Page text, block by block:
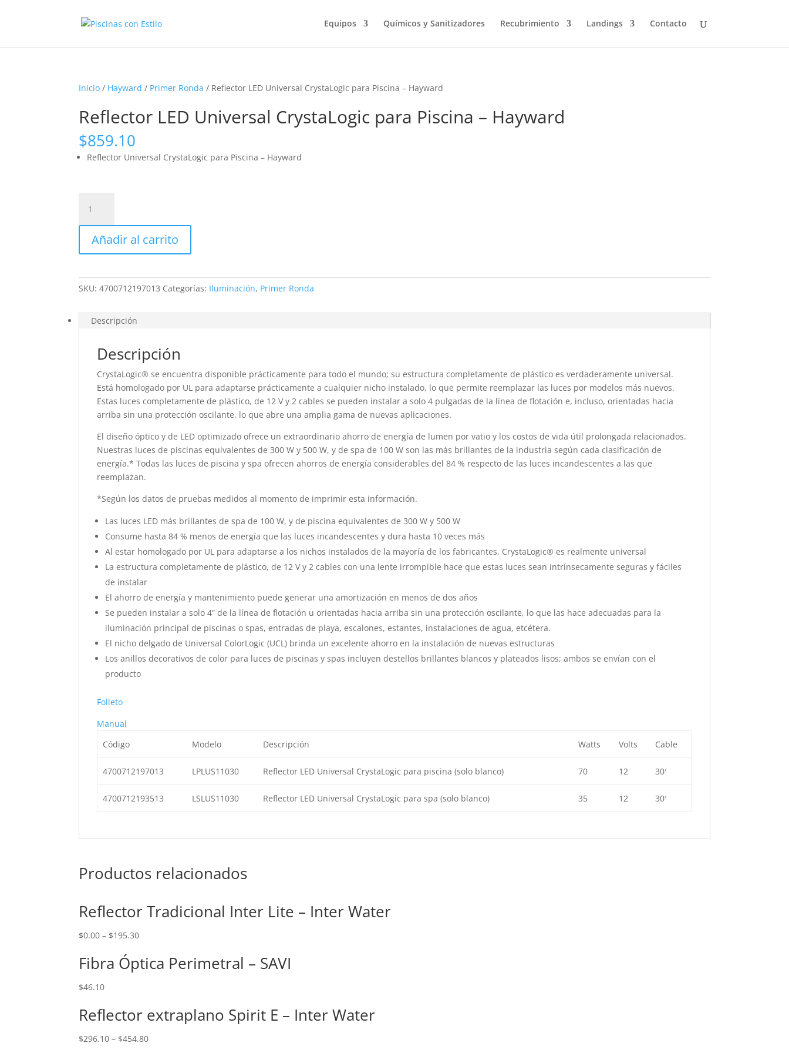
Equipos Químicos y Sanitizadores Recubrimiento Landings Contacto
Inicio / Hayward / Primer Ronda / Reflector LED Universal CrystaLogic para Piscina – Hayward
Reflector LED Universal CrystaLogic para Piscina – Hayward
$859.10
Reflector Universal CrystaLogic para Piscina – Hayward
LED
Universal
CrystaLogic
para
-
Hayward
Añadir al carrito
SKU:4700712197013 Categorías: Iluminación, Primer Ronda
Descripción
Descripción
CrystaLogic® se encuentra disponible prácticamente para todo el mundo; su estructura completamente de plástico es verdaderamente universal.
Está homologado por UL para adaptarse prácticamente a cualquier nicho instalado, lo que permite reemplazar las luces por modelos más nuevos.
Estas luces completamente de plástico, de 12 V y 2 cables se pueden instalar a solo 4 pulgadas de la línea de flotación e, incluso, orientadas hacia
arriba sin una protección oscilante, lo que abre una amplia gama de nuevas aplicaciones.
El diseño óptico y de LED optimizado ofrece un extraordinario ahorro de energía de lumen por vatio y los costos de vida útil prolongada relacionados.
Nuestras luces de piscinas equivalentes de 300 W y 500 W, y de spa de 100 W son las más brillantes de la industria según cada clasificación de
energía.* Todas las luces de piscina y spa ofrecen ahorros de energía considerables del 84 % respecto de las luces incandescentes a las que
reemplazan.
*Según los datos de pruebas medidos al momento de imprimir esta información.
Las luces LED más brillantes de spa de 100 W, y de piscina equivalentes de 300 W y 500 W
Consume hasta 84 % menos de energía que las luces incandescentes y dura hasta 10 veces más
Al estar homologado por UL para adaptarse a los nichos instalados de la mayoría de los fabricantes, CrystaLogic® es realmente universal
La estructura completamente de plástico, de 12 V y 2 cables con una lente irrompible hace que estas luces sean intrínsecamente seguras y fáciles
de instalar
El ahorro de energía y mantenimiento puede generar una amortización en menos de dos años
Se pueden instalar a solo 4” de la línea de flotación u orientadas hacia arriba sin una protección oscilante, lo que las hace adecuadas para la
iluminación principal de piscinas o spas, entradas de playa, escalones, estantes, instalaciones de agua, etcétera.
El nicho delgado de Universal ColorLogic (UCL) brinda un excelente ahorro en la instalación de nuevas estructuras
Los anillos decorativos de color para luces de piscinas y spas incluyen destellos brillantes blancos y plateados lisos; ambos se envían con el
producto
Folleto
Manual
Código
Modelo Descripción Watts Volts Cable
4700712197013 LPLUS11030 Reflector LED Universal CrystaLogic para piscina (solo blanco) 70 12 30′
4700712193513 LSLUS11030 Reflector LED Universal CrystaLogic para spa (solo blanco) 35 12 30′
Productos relacionados
Reflector Tradicional Inter Lite – Inter Water
$0.00 – $195.30
Fibra Óptica Perimetral – SAVI
$46.10
Reflector extraplano Spirit E – Inter Water
$296.10 – $454.80